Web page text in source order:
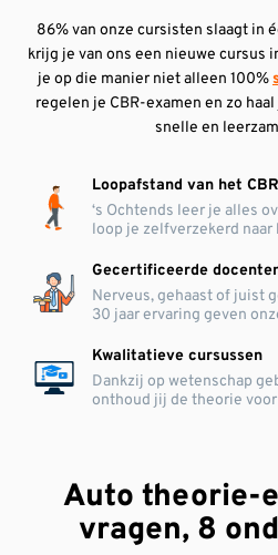
86% van onze cursisten slaagt in
krijg je van ons een nieuwe cursus
je op die manier niet alleen 100%
regelen je CBR-examen en zo
snelle en
Loopafstand van het CBR
‘s Ochtends leer je alles
loop je zelfverzekerd naar
Gecertificeerde
Nerveus, gehaast of juist
30 jaar ervaring geven
Kwalitatieve cursussen
Dankzij op wetenschap
onthoud jij de theorie
Auto theorie-
vragen, 8